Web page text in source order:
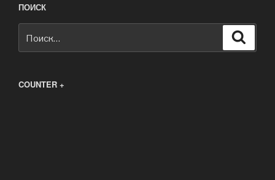
ПОИСК
COUNTER +